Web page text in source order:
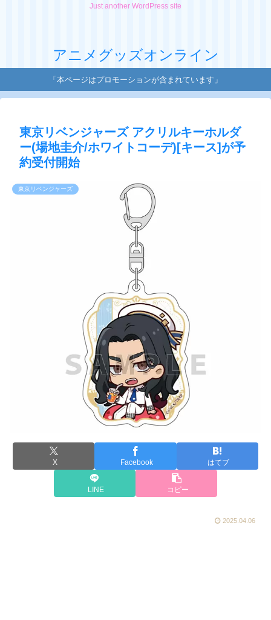
Just another WordPress site
アニメグッズオンライン
「本ページはプロモーションが含まれています」
東京リベンジャーズ アクリルキーホルダ
ー(場地圭介/ホワイトコーデ)[キース]が予
約受付開始
東京リベンジャーズ
X Facebook はてブ
LINE コピー
2025.04.06